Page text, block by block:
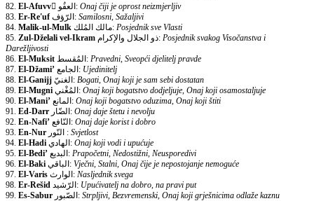
82. El-Afuvv ّالعفُو: Onaj čiji je oprost neizmjerljiv
83. Er-Re'uf الرّؤف: Samilosni, Sažaljivi
84. Malik-ul-Mulk مالك المُلك: Posjednik sve Vlasti
85. Zul-Dželali vel-Ikram ذو الجلال والإكرام: Posjednik svakog Visočanstva i
Darežljivosti
86. El-Muksit المُقسط: Pravedni, Sveopći djelitelj pravde
87. El-Džami’ الجامع: Ujedinitelj
88. El-Ganijj الغنيّ: Bogati, Onaj koji je sam sebi dostatan
89. El-Mugni المُغْني: Onaj koji bogatstvo dodjeljuje, Onaj koji osamostaljuje
90. El-Mani’ المانع: Onaj koji bogatstvo oduzima, Onaj koji štiti
91. Ed-Darr الضّار: Onaj daje štetu i nevolju
92. En-Nafi’ النّافع: Onaj daje korist i dobro
93. En-Nur النّور : Svjetlost
94. El-Hadi الهادي: Onaj koji vodi i upućuje
95. El-Bedi’ البديع: Prapočetni, Nedostižni, Neusporedivi
96. El-Baki الباقي: Vječni, Stalni, Onaj čije je nepostojanje nemoguće
97. El-Varis الوارث: Nasljednik svega
98. Er-Rešid الرّشيد: Upućivatelj na dobro, na pravi put
99. Es-Sabur الصّبور: Strpljivi, Bezvremenski, Onaj koji grješnicima odlaže kaznu